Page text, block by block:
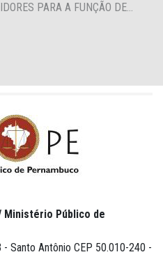
PARA A FUNÇÃO DE
Ministério Público de
Santo Antônio CEP 50.010-240 -